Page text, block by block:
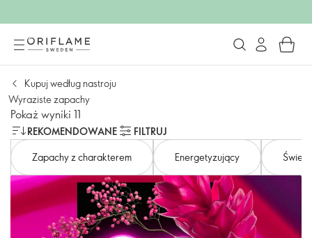
Kupuj według nastroju
Wyraziste zapachy
Pokaż wyniki 11
REKOMENDOWANE
FILTRUJ
Zapachy z charakterem
Energetyzujący Świeży